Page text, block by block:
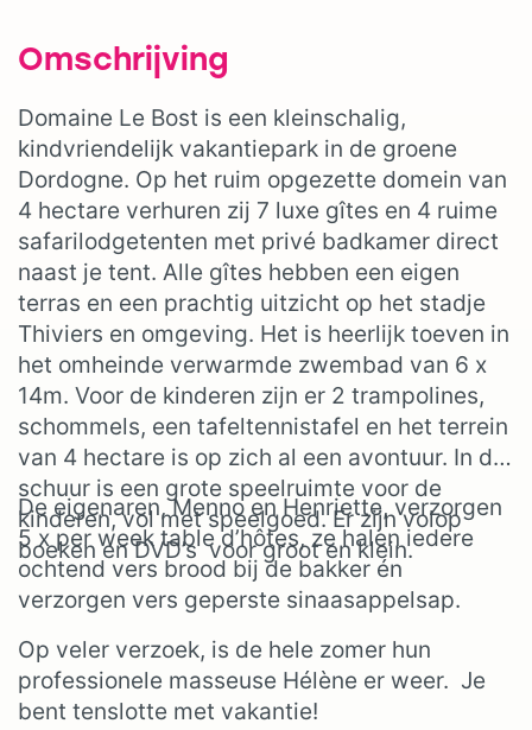
Omschrijving
Domaine Le Bost is een kleinschalig,
kindvriendelijk vakantiepark in de groene
Dordogne. Op het ruim opgezette domein van
4 hectare verhuren zij 7 luxe gîtes en 4 ruime
safarilodgetenten met privé badkamer direct
naast je tent. Alle gîtes hebben een eigen
terras en een prachtig uitzicht op het stadje
Thiviers en omgeving. Het is heerlijk toeven in
het omheinde verwarmde zwembad van 6 x
14m. Voor de kinderen zijn er 2 trampolines,
schommels, een tafeltennistafel en het terrein
van 4 hectare is op zich al een avontuur. In de
schuur is een grote speelruimte voor de
kinderen, vol met speelgoed. Er zijn volop
boeken en DVD’s voor groot en klein.
De eigenaren, Menno en Henriette, verzorgen
5 x per week table d’hôtes, ze halen iedere
ochtend vers brood bij de bakker én
verzorgen vers geperste sinaasappelsap.
Op veler verzoek, is de hele zomer hun
professionele masseuse Hélène er weer. Je
bent tenslotte met vakantie!